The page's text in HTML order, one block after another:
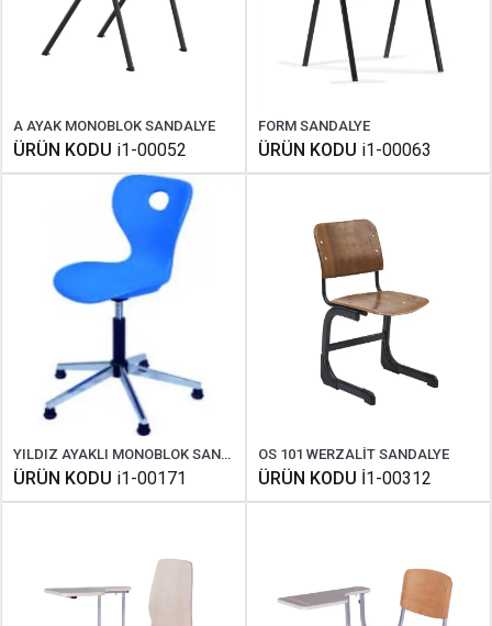
A AYAK MONOBLOK SANDALYE
ÜRÜN KODU i1-00052
FORM SANDALYE
ÜRÜN KODU i1-00063
YILDIZ AYAKLI MONOBLOK SANDALYE
ÜRÜN KODU i1-00171
OS 101 WERZALİT SANDALYE
ÜRÜN KODU İ1-00312